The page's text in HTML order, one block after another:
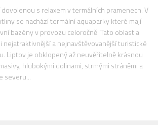
s relaxem v termálních pramenech. V
se nachází termální aquaparky které mají
bazény v provozu celoročně. Tato oblast a
nejatraktivnější a nejnavštěvovanější turistické
Liptov je obklopený až neuvěřitelně krásnou
hlubokými dolinami, strmými stráněmi a
severu...